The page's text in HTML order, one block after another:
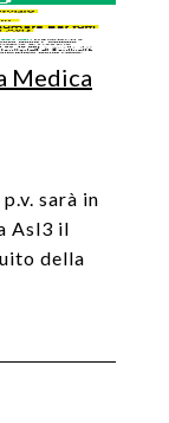
Medica
sarà in
Asl3 il
della